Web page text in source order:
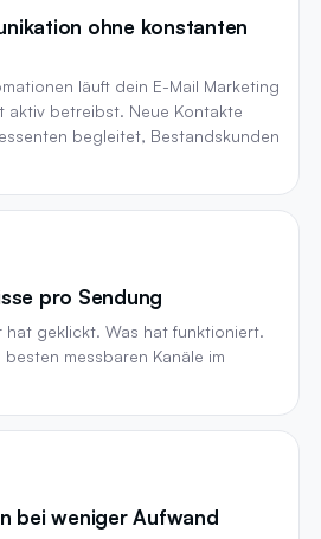
ohne konstanten
läuft dein E-Mail Marketing
aktiv betreibst. Neue Kontakte
begleitet, Bestandskunden
pro Sendung
geklickt. Was hat funktioniert.
messbaren Kanäle im
bei weniger Aufwand